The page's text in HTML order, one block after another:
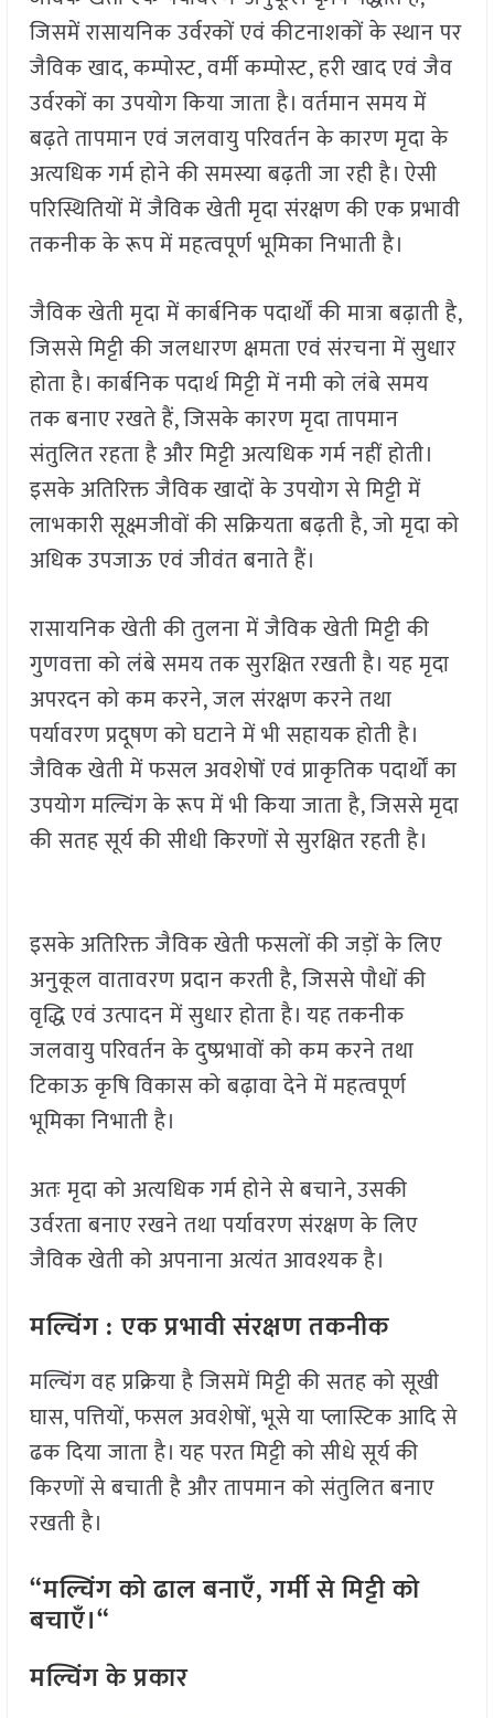
जिसमें रासायनिक उर्वरकों एवं कीटनाशकों के स्थान पर
जैविक खाद, कम्पोस्ट, वर्मी कम्पोस्ट, हरी खाद एवं जैव
उर्वरकों का उपयोग किया जाता है। वर्तमान समय में
बढ़ते तापमान एवं जलवायु परिवर्तन के कारण मृदा के
अत्यधिक गर्म होने की समस्या बढ़ती जा रही है। ऐसी
परिस्थितियों में जैविक खेती मृदा संरक्षण की एक प्रभावी
तकनीक के रूप में महत्वपूर्ण भूमिका निभाती है।
जैविक खेती मृदा में कार्बनिक पदार्थों की मात्रा बढ़ाती है,
जिससे मिट्टी की जलधारण क्षमता एवं संरचना में सुधार
होता है। कार्बनिक पदार्थ मिट्टी में नमी को लंबे समय
तक बनाए रखते हैं, जिसके कारण मृदा तापमान
संतुलित रहता है और मिट्टी अत्यधिक गर्म नहीं होती।
इसके अतिरिक्त जैविक खादों के उपयोग से मिट्टी में
लाभकारी सूक्ष्मजीवों की सक्रियता बढ़ती है, जो मृदा को
अधिक उपजाऊ एवं जीवंत बनाते हैं।
रासायनिक खेती की तुलना में जैविक खेती मिट्टी की
गुणवत्ता को लंबे समय तक सुरक्षित रखती है। यह मृदा
अपरदन को कम करने, जल संरक्षण करने तथा
पर्यावरण प्रदूषण को घटाने में भी सहायक होती है।
जैविक खेती में फसल अवशेषों एवं प्राकृतिक पदार्थों का
उपयोग मल्चिंग के रूप में भी किया जाता है, जिससे मृदा
की सतह सूर्य की सीधी किरणों से सुरक्षित रहती है।
इसके अतिरिक्त जैविक खेती फसलों की जड़ों के लिए
अनुकूल वातावरण प्रदान करती है, जिससे पौधों की
वृद्धि एवं उत्पादन में सुधार होता है। यह तकनीक
जलवायु परिवर्तन के दुष्प्रभावों को कम करने तथा
टिकाऊ कृषि विकास को बढ़ावा देने में महत्वपूर्ण
भूमिका निभाती है।
अतः मृदा को अत्यधिक गर्म होने से बचाने, उसकी
उर्वरता बनाए रखने तथा पर्यावरण संरक्षण के लिए
जैविक खेती को अपनाना अत्यंत आवश्यक है।
मल्चिंग : एक प्रभावी संरक्षण तकनीक
मल्चिंग वह प्रक्रिया है जिसमें मिट्टी की सतह को सूखी
घास, पत्तियों, फसल अवशेषों, भूसे या प्लास्टिक आदि से
ढक दिया जाता है। यह परत मिट्टी को सीधे सूर्य की
किरणों से बचाती है और तापमान को संतुलित बनाए
रखती है।
“मल्चिंग को ढाल बनाएँ, गर्मी से मिट्टी को
बचाएँ।“
मल्चिंग के प्रकार